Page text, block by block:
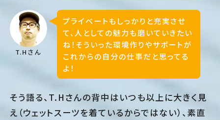
T.Hさん
プライベートもしっかりと充実させ
て、人としての魅力も磨いていきたい
ね！そういった環境作りやサポートが
これからの自分の仕事だと思ってる
よ！
そう語る、T.Hさんの背中はいつも以上に大きく見
え（ウェットスーツを着ているからではない）、素直